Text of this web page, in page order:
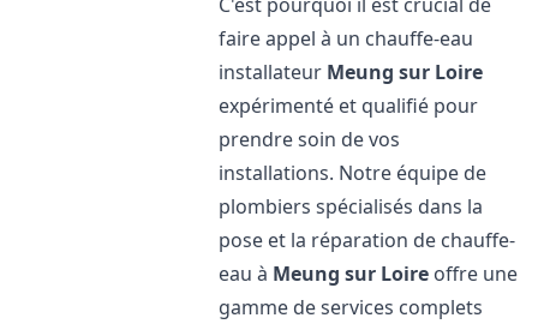
faire appel à un chauffe-eau
installateur Meung sur Loire
expérimenté et qualifié pour
prendre soin de vos
installations. Notre équipe de
plombiers spécialisés dans la
pose et la réparation de chauffe-
eau à Meung sur Loire offre une
gamme de services complets